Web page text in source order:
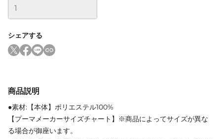
シェアする
商品説明
●素材:【本体】ポリエステル100%
【プーマメーカーサイズチャート】※商品によってサイズが異な
る場合が御座います。